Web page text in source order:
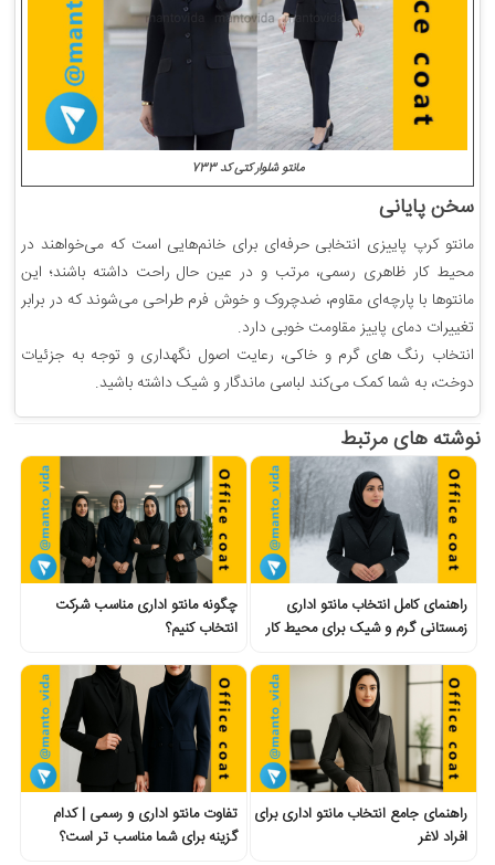
مانتو شلوار کتی کد 733
سخن پایانی
مانتو کرپ پاییزی انتخابی حرفه‌ای برای خانم‌هایی است که می‌خواهند در
محیط کار ظاهری رسمی، مرتب و در عین حال راحت داشته باشند؛ این
مانتوها با پارچه‌ای مقاوم، ضدچروک و خوش فرم طراحی می‌شوند که در برابر
تغییرات دمای پاییز مقاومت خوبی دارد.
انتخاب رنگ های گرم و خاکی، رعایت اصول نگهداری و توجه به جزئیات
دوخت، به شما کمک می‌کند لباسی ماندگار و شیک داشته باشید.
نوشته های مرتبط
راهنمای کامل انتخاب مانتو اداری
زمستانی گرم و شیک برای محیط کار
چگونه مانتو اداری مناسب شرکت
انتخاب کنیم؟
راهنمای جامع انتخاب مانتو اداری برای
افراد لاغر
تفاوت مانتو اداری و رسمی | کدام
گزینه برای شما مناسب تر است؟